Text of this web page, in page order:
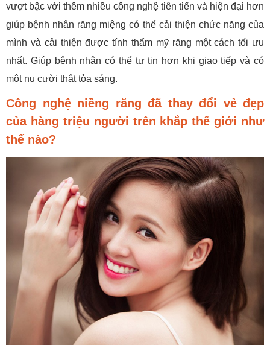
vượt bậc với thêm nhiều công nghệ tiên tiến và hiện đại hơn
giúp bệnh nhân răng miệng có thể cải thiện chức năng của
mình và cải thiện được tính thẩm mỹ răng một cách tối ưu
nhất. Giúp bệnh nhân có thể tự tin hơn khi giao tiếp và có
một nụ cười thật tỏa sáng.
Công nghệ niềng răng đã thay đổi vẻ đẹp
của hàng triệu người trên khắp thế giới như
thế nào?